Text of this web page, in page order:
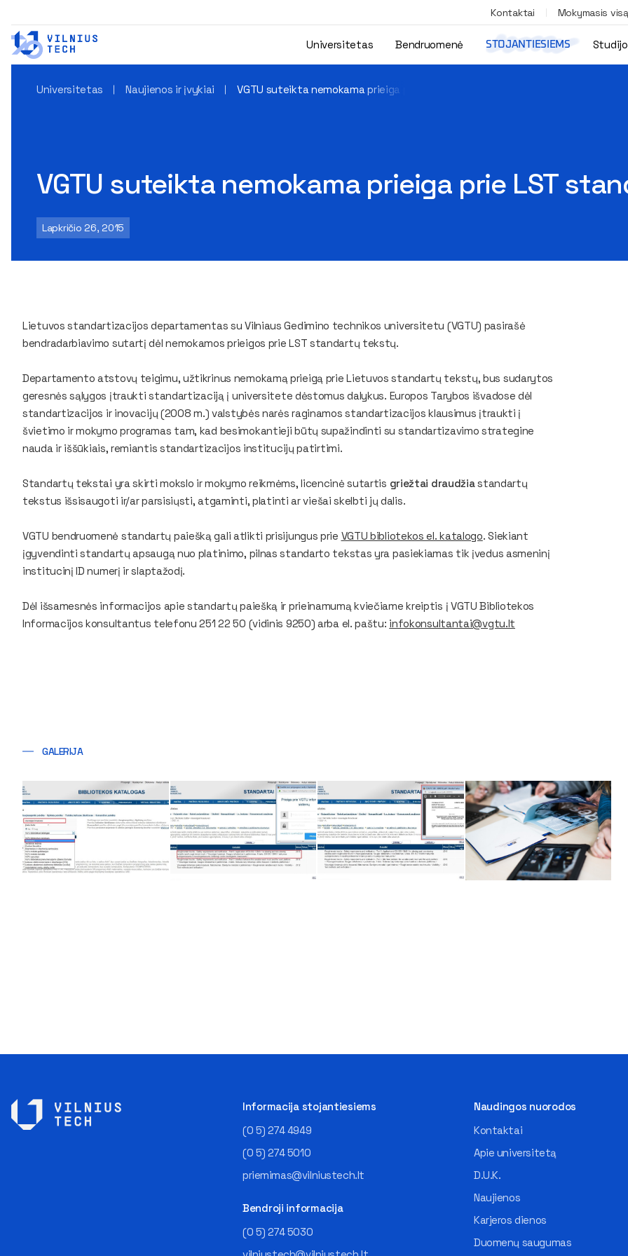
Kontaktai Mokymasis
Universitetas Bendruomenė STOJANTIESIEMS
Universitetas Naujienos ir įvykiai VGTU suteikta nemokama prieiga prie LST standartų tekstų
VGTU suteikta nemokama prieiga prie LST
Lapkričio 26, 2015
Lietuvos standartizacijos departamentas su Vilniaus Gedimino technikos universitetu (VGTU) pasirašė
bendradarbiavimo sutartį dėl nemokamos prieigos prie LST standartų tekstų.
Departamento atstovų teigimu, užtikrinus nemokamą prieigą prie Lietuvos standartų tekstų, bus sudarytos
geresnės sąlygos įtraukti standartizaciją į universitete dėstomus dalykus. Europos Tarybos išvadose dėl
standartizacijos ir inovacijų (2008 m.) valstybės narės raginamos standartizacijos klausimus įtraukti į
švietimo ir mokymo programas tam, kad besimokantieji būtų supažindinti su standartizavimo strategine
nauda ir iššūkiais, remiantis standartizacijos institucijų patirtimi.
Standartų tekstai yra skirti mokslo ir mokymo reikmėms, licencinė sutartis griežtai draudžiastandartų
tekstus išsisaugoti ir/ar parsisiųsti, atgaminti, platinti ar viešai skelbti jų dalis.
VGTU bendruomenė standartų paiešką gali atlikti prisijungus prie VGTU bibliotekos el. katalogo. Siekiant
įgyvendinti standartų apsaugą nuo platinimo, pilnas standarto tekstas yra pasiekiamas tik įvedus asmeninį
institucinį ID numerį ir slaptažodį.
Dėl išsamesnės informacijos apie standartų paiešką ir prieinamumą kviečiame kreiptis į VGTU Bibliotekos
Informacijos konsultantus telefonu 251 22 50 (vidinis 9250) arba el. paštu: infokonsultantai@vgtu.lt
GALERIJA
Informacija stojantiesiems
(0 5) 274 4949
(0 5) 274 5010
priemimas@vilniustech.lt
Bendroji informacija
(0 5) 274 5030
Naudingos nuorodos
Kontaktai
Apie universitetą
D.U.K.
Naujienos
Karjeros dienos
Duomenų saugumas